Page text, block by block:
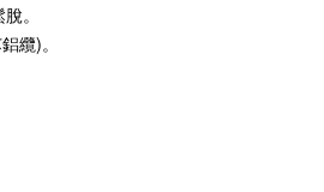
。
纜)。